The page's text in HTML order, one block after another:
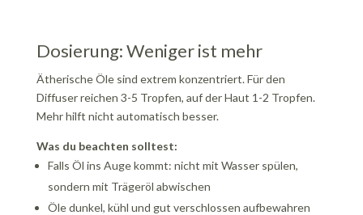
Dosierung: Weniger ist mehr
Ätherische Öle sind extrem konzentriert. Für den
Diffuser reichen 3-5 Tropfen, auf der Haut 1-2 Tropfen.
Mehr hilft nicht automatisch besser.
Was du beachten solltest:
Falls Öl ins Auge kommt: nicht mit Wasser spülen,
sondern mit Trägeröl abwischen
Öle dunkel, kühl und gut verschlossen aufbewahren